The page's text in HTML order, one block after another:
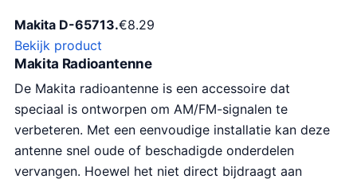
Makita D-65713.€8.29
Bekijk product
Makita Radioantenne
De Makita radioantenne is een accessoire dat
speciaal is ontworpen om AM/FM-signalen te
verbeteren. Met een eenvoudige installatie kan deze
antenne snel oude of beschadigde onderdelen
vervangen. Hoewel het niet direct bijdraagt aan